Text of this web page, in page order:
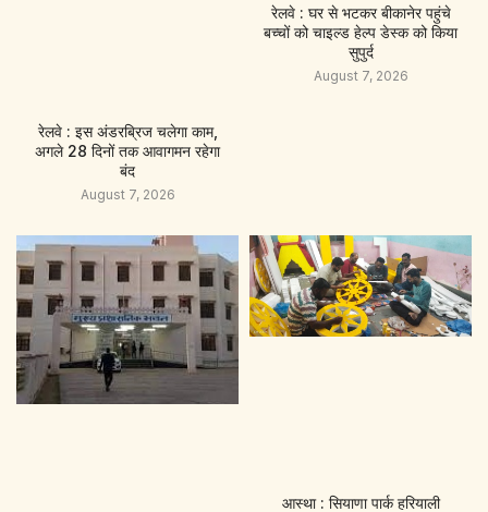
रेलवे : इस अंडरब्रिज चलेगा काम,
अगले 28 दिनों तक आवागमन रहेगा
बंद
August 7, 2026
रेलवे : घर से भटकर बीकानेर पहुंचे
बच्चों को चाइल्ड हेल्प डेस्क को किया
सुपुर्द
August 7, 2026
आस्था : सियाणा पार्क हरियाली